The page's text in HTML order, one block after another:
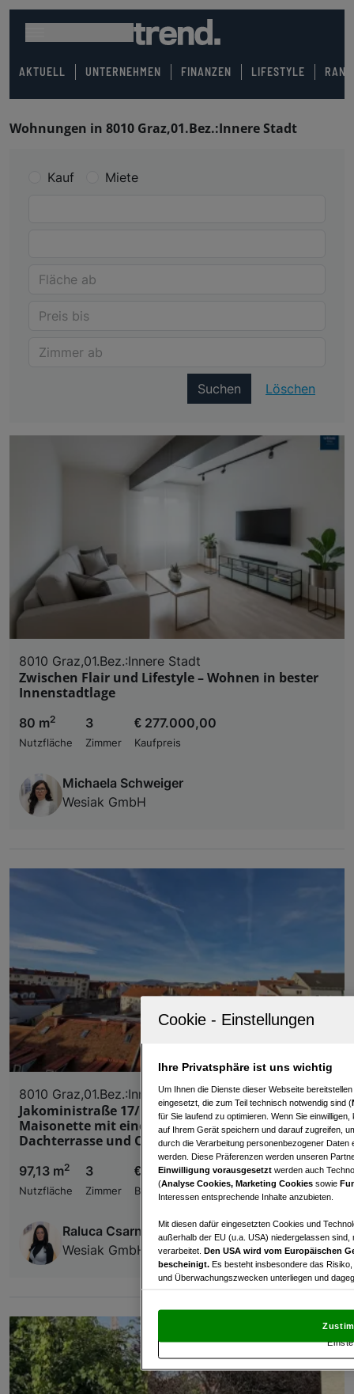
AKTUELL UNTERNEHMEN FINANZEN LIFESTYLE
Wohnungen in 8010 Graz,01.Bez.:Innere Stadt
Kauf Miete
Suchen Löschen
8010 Graz,01.Bez.:Innere Stadt
Zwischen Flair und Lifestyle – Wohnen in bester
Innenstadtlage
80 m2
Nutzfläche
3
Zimmer
€ 277.000,00
Kaufpreis
Michaela Schweiger
Wesiak GmbH
8010 Graz,01.Bez.:Innere Stadt
Jakoministraße 17/10 - Teilmöblierte sonnige
Maisonette mit einer großzügigen sonnigen
Dachterrasse und Carport in zentraler Lage
97,13 m2
Nutzfläche
3
Zimmer
€ 1.826,28
Bruttomiete
Raluca Csarno
Wesiak GmbH
Ihre Privatsphäre ist uns wichtig
Um Ihnen die Dienste dieser Webseite
eingesetzt, die zum Teil technisch notwendig sind (
für Sie laufend zu optimieren. Wenn Sie
auf Ihrem Gerät speichern und darauf zugreifen,
durch die Verarbeitung personenbezogener
werden. Diese Präferenzen werden unseren
Einwilligung vorausgesetzt werden auch
(Analyse Cookies, Marketing Cookies sowie
Interessen entsprechende Inhalte anzubieten.
Mit diesen dafür eingesetzten Cookies und
außerhalb der EU (u.a. USA) niedergelassen
verarbeitet. Den USA wird vom Europäischen
bescheinigt. Es besteht insbesondere das
und Überwachungszwecken unterliegen und
und Widerspruch gegen die Verarbeitung auf der
„Cookie Einstellungen“, die sich auf jeder Seite
Wir und unsere Partner verarbeiten